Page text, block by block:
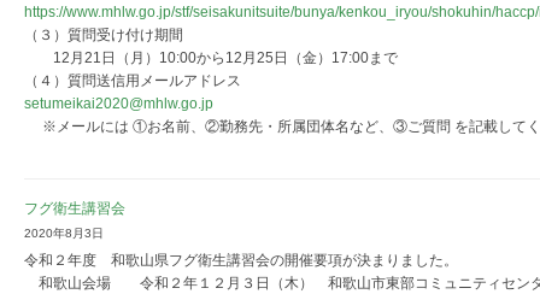
https://www.mhlw.go.jp/stf/seisakunitsuite/bunya/kenkou_iryou/shokuhin/
（３）質問受け付け期間
12月21日（月）10:00から12月25日（金）17:00まで
（４）質問送信用メールアドレス
setumeikai2020@mhlw.go.jp
※メールには ①お名前、②勤務先・所属団体名など、③ご質問 を記載して
フグ衛生講習会
2020年8月3日
令和２年度 和歌山県フグ衛生講習会の開催要項が決まりました。
和歌山会場 令和２年１２月３日（木） 和歌山市東部コミュニティセン